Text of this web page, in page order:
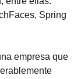
Spring
empresa que